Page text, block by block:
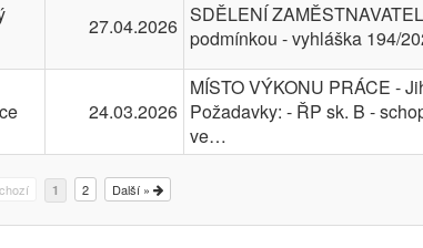
27.04.2026 SDĚLENÍ
podmínkou - vyhláška 194/
24.03.2026
MÍSTO VÝKONU PRÁCE -
Požadavky: - ŘP sk. B -
ve…
1 2 Další »